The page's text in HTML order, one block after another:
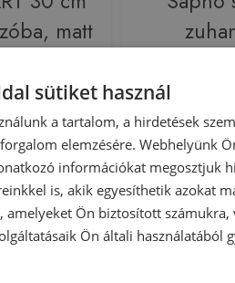
matt
725 Ft
ABS/
12 000 Ft
sütiket használ
a tartalom, a hirdetések
elemzésére. Webhelyünk
információkat megosztjuk
is, akik egyesíthetik azokat
amelyeket Ön biztosított számukra,
Ön általi használatából